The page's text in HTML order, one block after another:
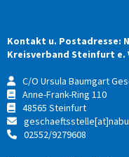
Kontakt u. Postadresse:
Kreisverband Steinfurt e.
C/O Ursula Baumgart
Anne-Frank-Ring 110
48565 Steinfurt
02552/9279608